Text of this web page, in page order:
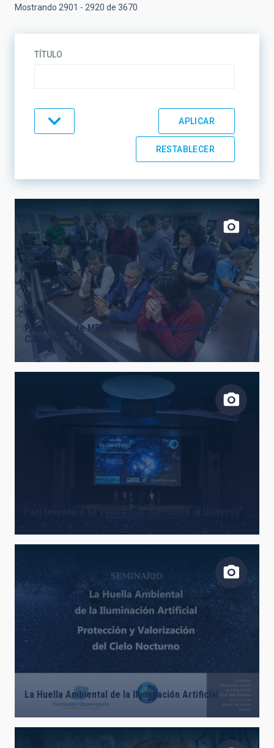
Mostrando 2901 - 2920 de 3670
TÍTULO
LÍNEAS DE INVESTIGACIÓN
LÍNEAS DE INSTRUMENTACIÓN
LÍNEAS IACTEC
ASTROFÍSICAS
ETIQUETAS LIBRES
FECHA DE CREACIÓN ORDENAR POR ORDEN
Primera luz de MEGARA en el Gran Telescopio
CANARIAS
Fuerteventura se vuelca con “Descubre el Universo”
La Huella Ambiental de la Iluminación Artificial